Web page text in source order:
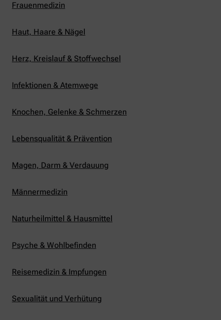
Frauenmedizin
Haut, Haare & Nägel
Herz, Kreislauf & Stoffwechsel
Infektionen & Atemwege
Knochen, Gelenke & Schmerzen
Lebensqualität & Prävention
Magen, Darm & Verdauung
Männermedizin
Naturheilmittel & Hausmittel
Psyche & Wohlbefinden
Reisemedizin & Impfungen
Sexualität und Verhütung